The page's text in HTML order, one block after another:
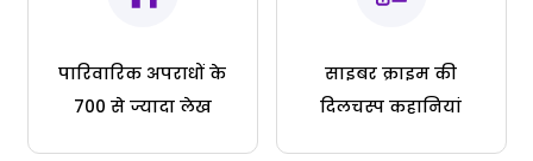
पारिवारिक अपराधों के
700 से ज्यादा लेख
साइबर क्राइम की
दिलचस्प कहानियां